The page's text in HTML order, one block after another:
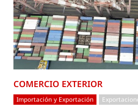
COMERCIO EXTERIOR
Importación y Exportación